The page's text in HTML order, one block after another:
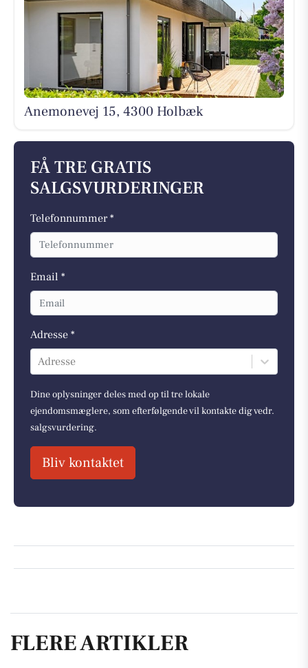
Anemonevej 15, 4300 Holbæk
FÅ TRE GRATIS
SALGSVURDERINGER
Telefonnummer *
Email *
Adresse *
Adresse
Dine oplysninger deles med op til tre lokale
ejendomsmæglere, som efterfølgende vil kontakte dig vedr.
salgsvurdering.
Bliv kontaktet
FLERE ARTIKLER